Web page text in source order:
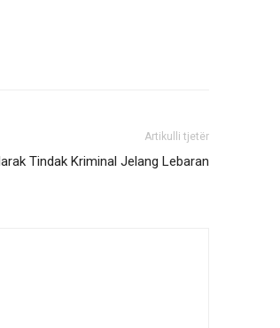
Artikulli tjetër
Tindak Kriminal Jelang Lebaran